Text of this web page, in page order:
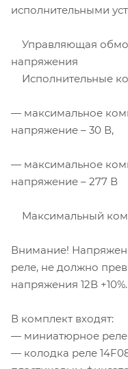
исполнительными
Управляющая
напряжения
Исполнительные
— максимальное
напряжение – 30 В,
— максимальное
напряжение – 277 В
Максимальный
Внимание!
реле, не должно
напряжения 12В +10%.
В комплект входят:
— миниатюрное реле
— колодка реле